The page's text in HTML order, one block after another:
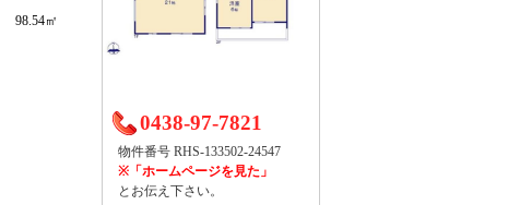
98.54㎡
0438-97-7821
物件番号 RHS-133502-24547
※「ホームページを見た」
とお伝え下さい。